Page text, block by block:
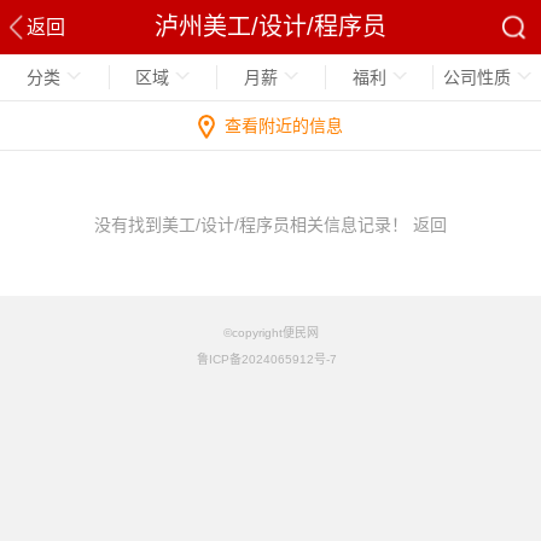
返回 泸州美工/设计/程序员
分类 区域 月薪 福利 公司性质
查看附近的信息
没有找到美工/设计/程序员相关信息记录！ 返回
©copyright便民网
鲁ICP备2024065912号-7